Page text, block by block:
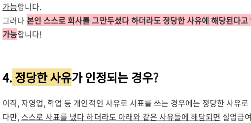
가능합니다.
그러나본인 스스로 회사를 그만두셨다 하더라도 정당한 사유에 해당된다
가능합니다!
4.정당한 사유가 인정되는 경우?
이직, 자영업, 학업 등 개인적인 사유로 사표를 쓰는 경우에는 정당한 사유
다만, 스스로 사표를 냈다 하더라도 아래와 같은 사유들에 해당되면 실업급